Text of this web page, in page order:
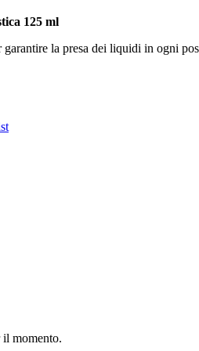
125 ml
garantire la presa dei liquidi in ogni
il momento.